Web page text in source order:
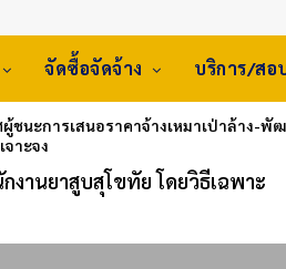
จัดซื้อจัดจ้าง บริการ/สอ
ชนะการเสนอราคาจ้างเหมาเป่าล้าง-
จาะจง
งานยาสูบสุโขทัย โดยวิธีเฉพาะ